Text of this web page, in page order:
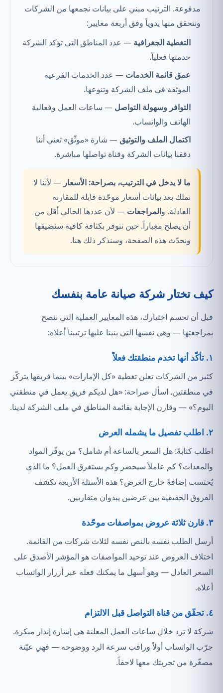
مدفوعة. الترتيب مبني على بيانات نجمعها من الشركات
ونتحقق منها يدوياً وفق أربعة معايير:
التغطية الجغرافية — عدد المناطق التي تؤكد الشركة
خدمتها فعلياً.
عمق قائمة الخدمات — عدد الخدمات الفرعية
الموثقة في ملف الشركة وتنوعها.
التوافر وسهولة التواصل — ساعات العمل وفعالية
الهاتف والواتساب.
اكتمال الملف والتوثيق — شارة «موثّق» تعني أننا
دققنا بيانات الشركة وقناة تواصلها مباشرة.
ما لا يدخل في الترتيب، بصراحة: الأسعار — لأننا لا
نملك بعد بيانات أسعار موحّدة قابلة للمقارنة
العادلة. والمراجعات — لأن عددها الحالي أقل من
أن يصلح معياراً. حين تتوفر بكثافة كافية سنضيفها
ونحدّث هذه الصفحة، وسنذكر ذلك هنا.
كيف تختار شركة صيانة عامة بنفسك
قبل أن تحسم اختيارك، هذه المعايير العملية التي ننصح
بمراجعتها — وهي نفسها التي بنينا عليها ترتيبنا أعلاه:
١. تأكّد أنها تخدم منطقتك فعلاً
كثير من الشركات تعلن تغطية «كل الإمارات» بينما فريقها يتركّز
في منطقتين. اسأل صراحة: «هل لديكم فريق يعمل في منطقتي
اليوم؟» — وقارن الإجابة بقائمة المناطق في ملف الشركة لدينا.
٢. اطلب تفصيل ما يشمله العرض
اطلب كتابةً: هل السعر بالساعة أم شامل؟ من يوفّر المواد
والمعدات؟ كم عاملاً سيحضر وكم يستغرق العمل؟ ما الذي
يُحتسب إضافةً خارج العرض؟ هذه الأسئلة الأربعة تكشف
الفروق الحقيقية بين عرضين يبدوان متقاربين.
٣. قارن ثلاثة عروض بمواصفات موحّدة
أرسل الطلب نفسه بالنص نفسه لثلاث شركات من القائمة.
اختلاف العروض عند توحيد المواصفات هو المؤشر الأصدق على
السعر العادل — وهو أسهل ما يمكنك فعله عبر أزرار الواتساب
أعلاه.
٤. تحقّق من قناة التواصل قبل الالتزام
شركة لا ترد خلال ساعات العمل المعلنة هي إشارة إنذار مبكرة.
جرّب الواتساب أولاً وراقب سرعة الرد ووضوحه — فهي عيّنة
مصغّرة من تجربتك معها لاحقاً.